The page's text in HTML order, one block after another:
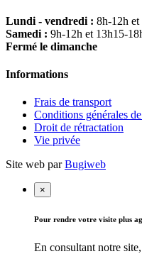
Lundi - vendredi : 8h-12h
Samedi : 9h-12h et 13h15-
Fermé le dimanche
Informations
Frais de transport
Conditions générales
Droit de rétractation
Vie privée
Site web parBugiweb
×
Pour rendre votre visite plus
En consultant notre